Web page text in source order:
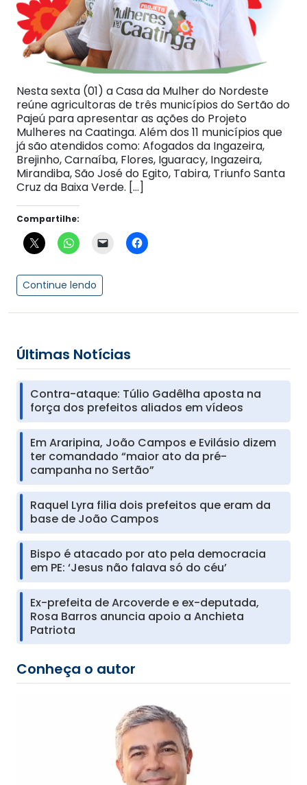
Nesta sexta (01) a Casa da Mulher do Nordeste
reúne agricultoras de três municípios do Sertão do
Pajeú para apresentar as ações do Projeto
Mulheres na Caatinga. Além dos 11 municípios que
já são atendidos como: Afogados da Ingazeira,
Brejinho, Carnaíba, Flores, Iguaracy, Ingazeira,
Mirandiba, São José do Egito, Tabira, Triunfo Santa
Cruz da Baixa Verde. […]
Compartilhe:
Continue lendo
Últimas Notícias
Contra-ataque: Túlio Gadêlha aposta na
força dos prefeitos aliados em vídeos
Em Araripina, João Campos e Evilásio dizem
ter comandado “maior ato da pré-
campanha no Sertão”
Raquel Lyra filia dois prefeitos que eram da
base de João Campos
Bispo é atacado por ato pela democracia
em PE: ‘Jesus não falava só do céu’
Ex-prefeita de Arcoverde e ex-deputada,
Rosa Barros anuncia apoio a Anchieta
Patriota
Conheça o autor